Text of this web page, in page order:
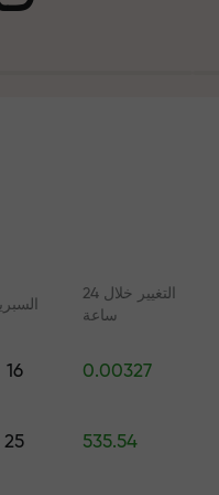
في
التغيير خلال 24
ساعة
16 0.00327
25 535.54
الرقمية والعقود الآجلة